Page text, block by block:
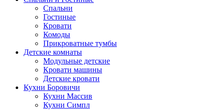
Спальни
Гостиные
Кровати
Комоды
Прикроватные тумбы
Детские комнаты
Модульные детские
Кровати машины
Детские кровати
Кухни Боровичи
Кухни Массив
Кухни Симпл